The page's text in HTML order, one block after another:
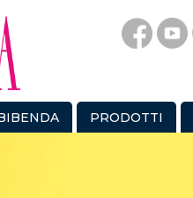
PRODOTTI